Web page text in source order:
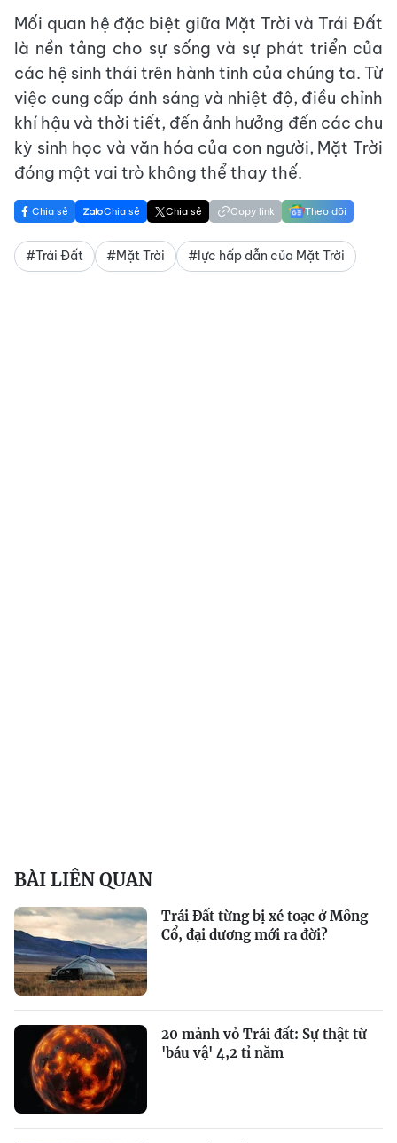
Mối quan hệ đặc biệt giữa Mặt Trời và Trái Đất
là nền tảng cho sự sống và sự phát triển của
các hệ sinh thái trên hành tinh của chúng ta. Từ
việc cung cấp ánh sáng và nhiệt độ, điều chỉnh
khí hậu và thời tiết, đến ảnh hưởng đến các chu
kỳ sinh học và văn hóa của con người, Mặt Trời
đóng một vai trò không thể thay thế.
Chia sẻ Chia sẻ Chia sẻ Copy link Theo dõi
#Trái Đất #Mặt Trời #lực hấp dẫn của Mặt Trời
BÀI LIÊN QUAN
Trái Đất từng bị xé toạc ở Mông
Cổ, đại dương mới ra đời?
20 mảnh vỏ Trái đất: Sự thật từ
'báu vậ' 4,2 tỉ năm